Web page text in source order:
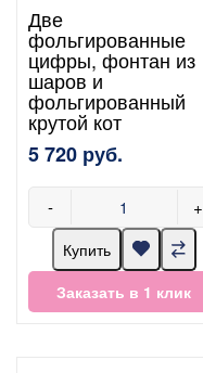
Две
фольгированные
цифры, фонтан из
шаров и
фольгированный
крутой кот
5 720 руб.
- +
Купить
Заказать в 1 клик